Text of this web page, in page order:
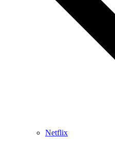
Netflix